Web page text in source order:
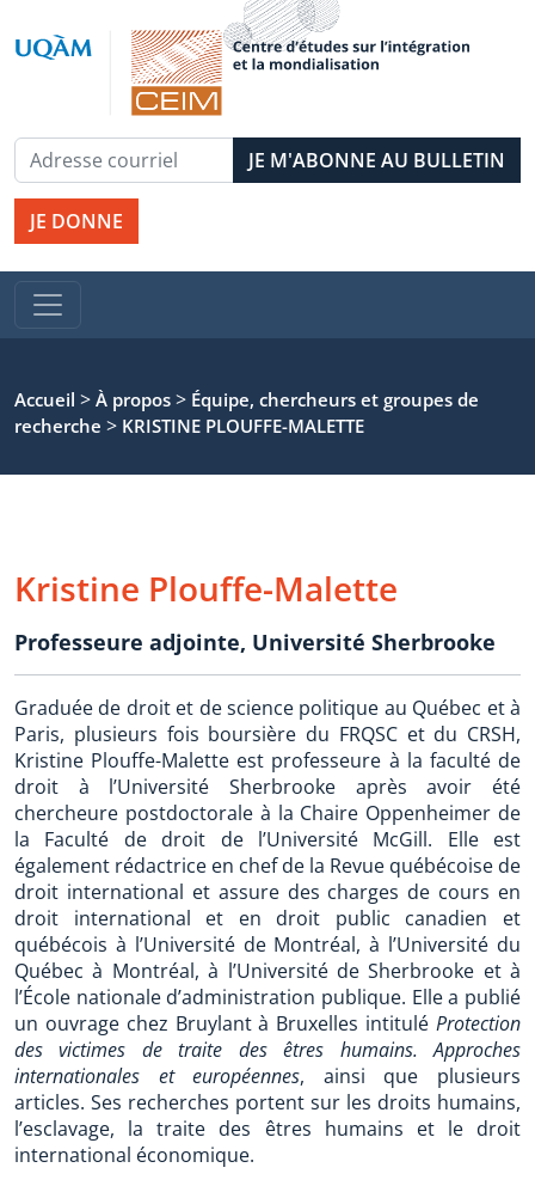
JE DONNE
Accueil > À propos > Équipe, chercheurs et groupes de
recherche > KRISTINE PLOUFFE-MALETTE
Kristine Plouffe-Malette
Professeure adjointe, Université Sherbrooke
Graduée de droit et de science politique au Québec et à
Paris, plusieurs fois boursière du FRQSC et du CRSH,
Kristine Plouffe-Malette est professeure à la faculté de
droit à l’Université Sherbrooke après avoir été
chercheure postdoctorale à la Chaire Oppenheimer de
la Faculté de droit de l’Université McGill. Elle est
également rédactrice en chef de la Revue québécoise de
droit international et assure des charges de cours en
droit international et en droit public canadien et
québécois à l’Université de Montréal, à l’Université du
Québec à Montréal, à l’Université de Sherbrooke et à
l’École nationale d’administration publique. Elle a publié
un ouvrage chez Bruylant à Bruxelles intitulé Protection
des victimes de traite des êtres humains. Approches
internationales et européennes, ainsi que plusieurs
articles. Ses recherches portent sur les droits humains,
l’esclavage, la traite des êtres humains et le droit
international économique.